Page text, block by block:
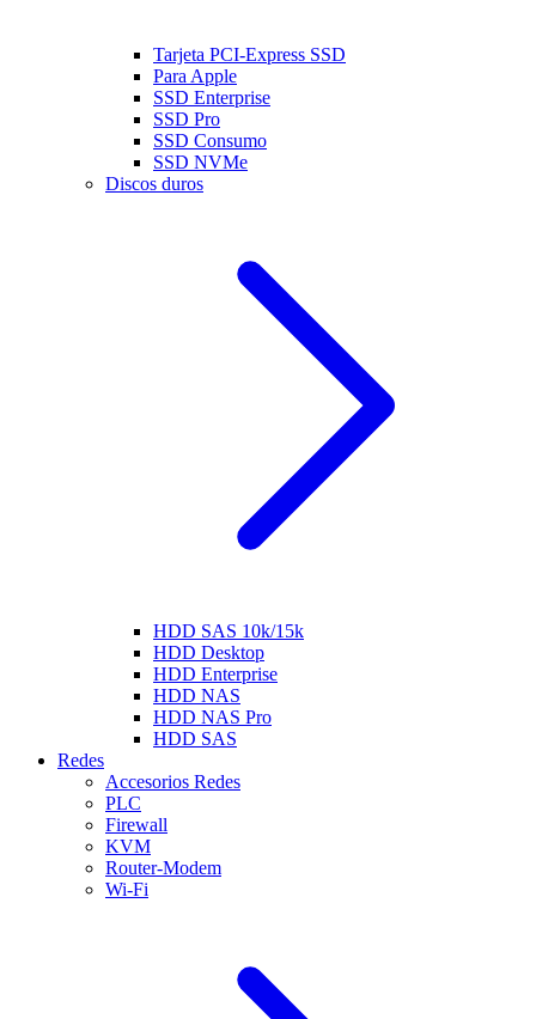
Tarjeta PCI-Express SSD
Para Apple
SSD Enterprise
SSD Pro
SSD Consumo
SSD NVMe
Discos duros
HDD SAS 10k/15k
HDD Desktop
HDD Enterprise
HDD NAS
HDD NAS Pro
HDD SAS
Redes
Accesorios Redes
PLC
Firewall
KVM
Router-Modem
Wi-Fi